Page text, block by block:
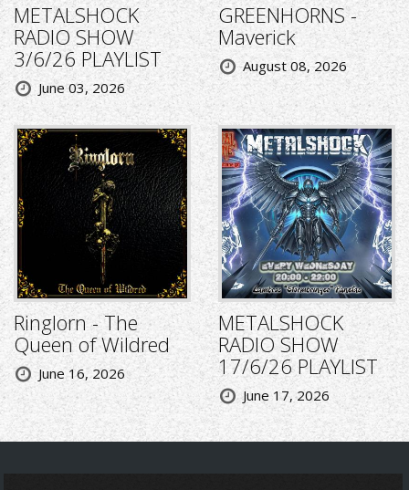
METALSHOCK
RADIO SHOW
3/6/26 PLAYLIST
June 03, 2026
GREENHORNS -
Maverick
August 08, 2026
Ringlorn - The
Queen of Wildred
June 16, 2026
METALSHOCK
RADIO SHOW
17/6/26 PLAYLIST
June 17, 2026